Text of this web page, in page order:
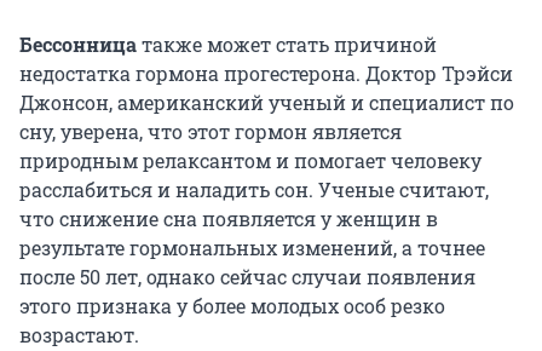
Бессонницатакже может стать причиной
недостатка гормона прогестерона. Доктор Трэйси
Джонсон, американский ученый и специалист по
сну, уверена, что этот гормон является
природным релаксантом и помогает человеку
расслабиться и наладить сон. Ученые считают,
что снижение сна появляется у женщин в
результате гормональных изменений, а точнее
после 50 лет, однако сейчас случаи появления
этого признака у более молодых особ резко
возрастают.